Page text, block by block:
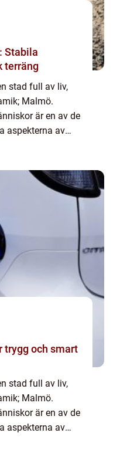
Stabila
terräng
stad full av liv,
Malmö.
är en av de
aspekterna av
trygg och smart
stad full av liv,
Malmö.
är en av de
aspekterna av